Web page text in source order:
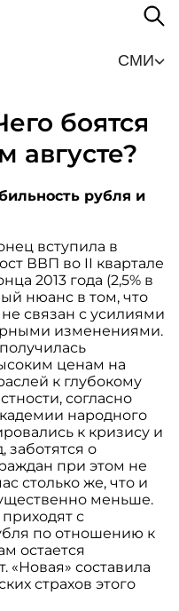
СМИ
боятся
августе?
рубля и
вступила в
ВВП во II квартале
2013 года (2,5% в
нюанс в том, что
связан с усилиями
изменениями.
ценам на
к глубокому
согласно
народного
к кризису и
заботятся о
при этом не
столько же, что и
меньше.
с
по отношению к
остается
«Новая» составила
страхов этого